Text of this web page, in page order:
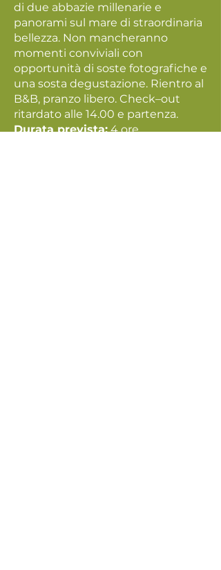
di due abbazie millenarie e
panorami sul mare di straordinaria
bellezza. Non mancheranno
momenti conviviali con
opportunità di soste fotografiche e
una sosta degustazione. Rientro al
B&B, pranzo libero. Check–out
ritardato alle 14.00 e partenza.
Durata prevista:4 ore